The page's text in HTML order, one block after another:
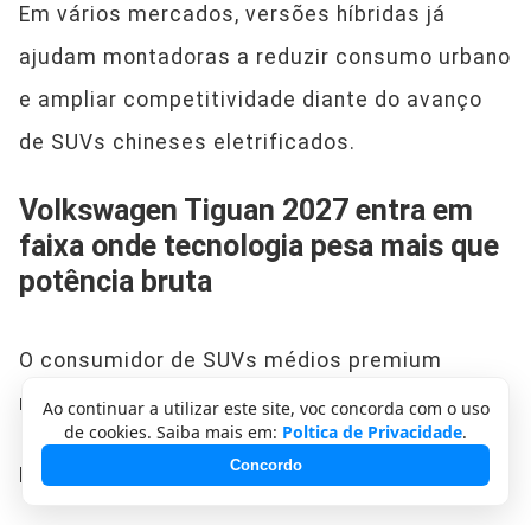
Em vários mercados, versões híbridas já
ajudam montadoras a reduzir consumo urbano
e ampliar competitividade diante do avanço
de SUVs chineses eletrificados.
Volkswagen Tiguan 2027 entra em
faixa onde tecnologia pesa mais que
potência bruta
O consumidor de SUVs médios premium
mudou nos últimos anos.
Hoje, muitos compradores valorizam mais:
Ao continuar a utilizar este site, voc concorda com o uso
de cookies. Saiba mais em: Poltica de Privacidade.
Concordo